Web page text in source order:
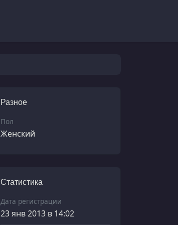
Разное
Пол
Женский
Статистика
Дата регистрации
23 янв 2013 в 14:02